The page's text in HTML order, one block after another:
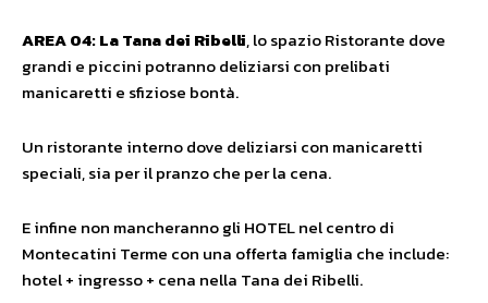
AREA 04:La Tana dei Ribelli, lo spazio Ristorante dove
grandi e piccini potranno deliziarsi con prelibati
manicaretti e sfiziose bontà.
Un ristorante interno dove deliziarsi con manicaretti
speciali, sia per il pranzo che per la cena.
E infine non mancheranno gli HOTEL nel centro di
Montecatini Terme con una offerta famiglia che include:
hotel + ingresso + cena nella Tana dei Ribelli.